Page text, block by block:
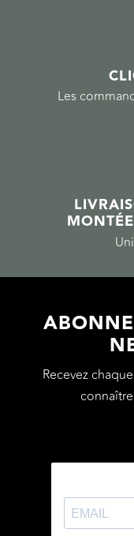
Les
Recevez